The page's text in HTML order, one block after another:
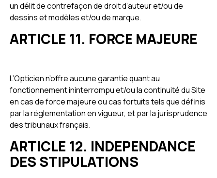
un délit de contrefaçon de droit d’auteur et/ou de
dessins et modèles et/ou de marque.
ARTICLE 11. FORCE MAJEURE
L’Opticien n’offre aucune garantie quant au
fonctionnement ininterrompu et/ou la continuité du Site
en cas de force majeure ou cas fortuits tels que définis
par la réglementation en vigueur, et par la jurisprudence
des tribunaux français.
ARTICLE 12. INDEPENDANCE
DES STIPULATIONS